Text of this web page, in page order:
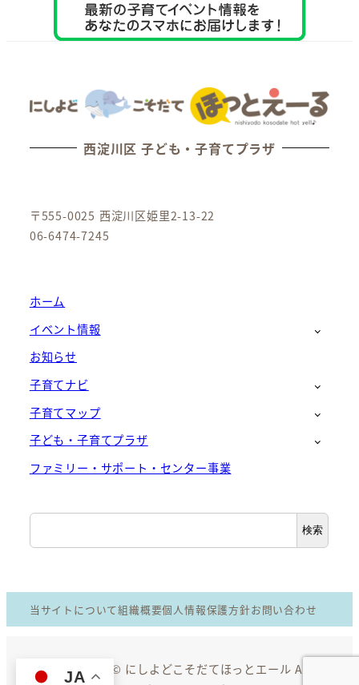
西淀川区 子ども・子育てプラザ
〒555-0025 西淀川区姫里2-13-22
06-6474-7245
ホーム
イベント情報
お知らせ
子育てナビ
子育てマップ
子ども・子育てプラザ
ファミリー・サポート・センター事業
検
索
検索
当サイトについて組織概要個人情報保護方針お問い合わせ
Copyright © にしよどこそだてほっとエール All
JA